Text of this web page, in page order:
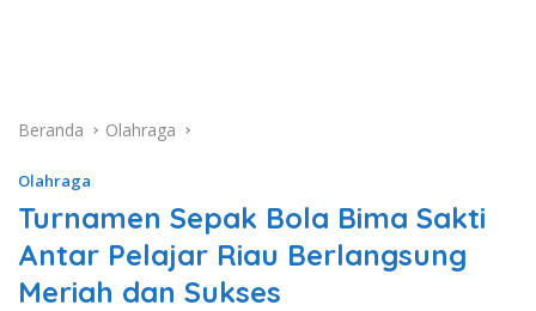
Beranda Olahraga
Olahraga
Turnamen Sepak Bola Bima Sakti
Antar Pelajar Riau Berlangsung
Meriah dan Sukses